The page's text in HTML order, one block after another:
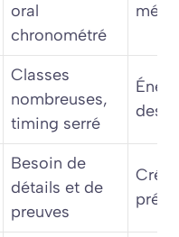
oral
chronométré
Classes
nombreuses,
timing serré
des 3
Besoin de
détails et de
preuves